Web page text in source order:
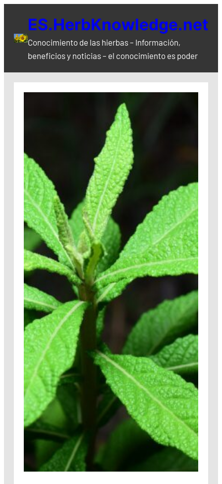
contenido
ES.HerbKnowledge.net
Conocimiento de las hierbas – Información,
beneficios y noticias – el conocimiento es poder